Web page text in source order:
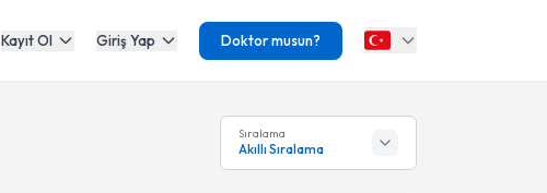
Kayıt Ol Giriş Yap Doktor musun?
Sıralama
Akıllı Sıralama